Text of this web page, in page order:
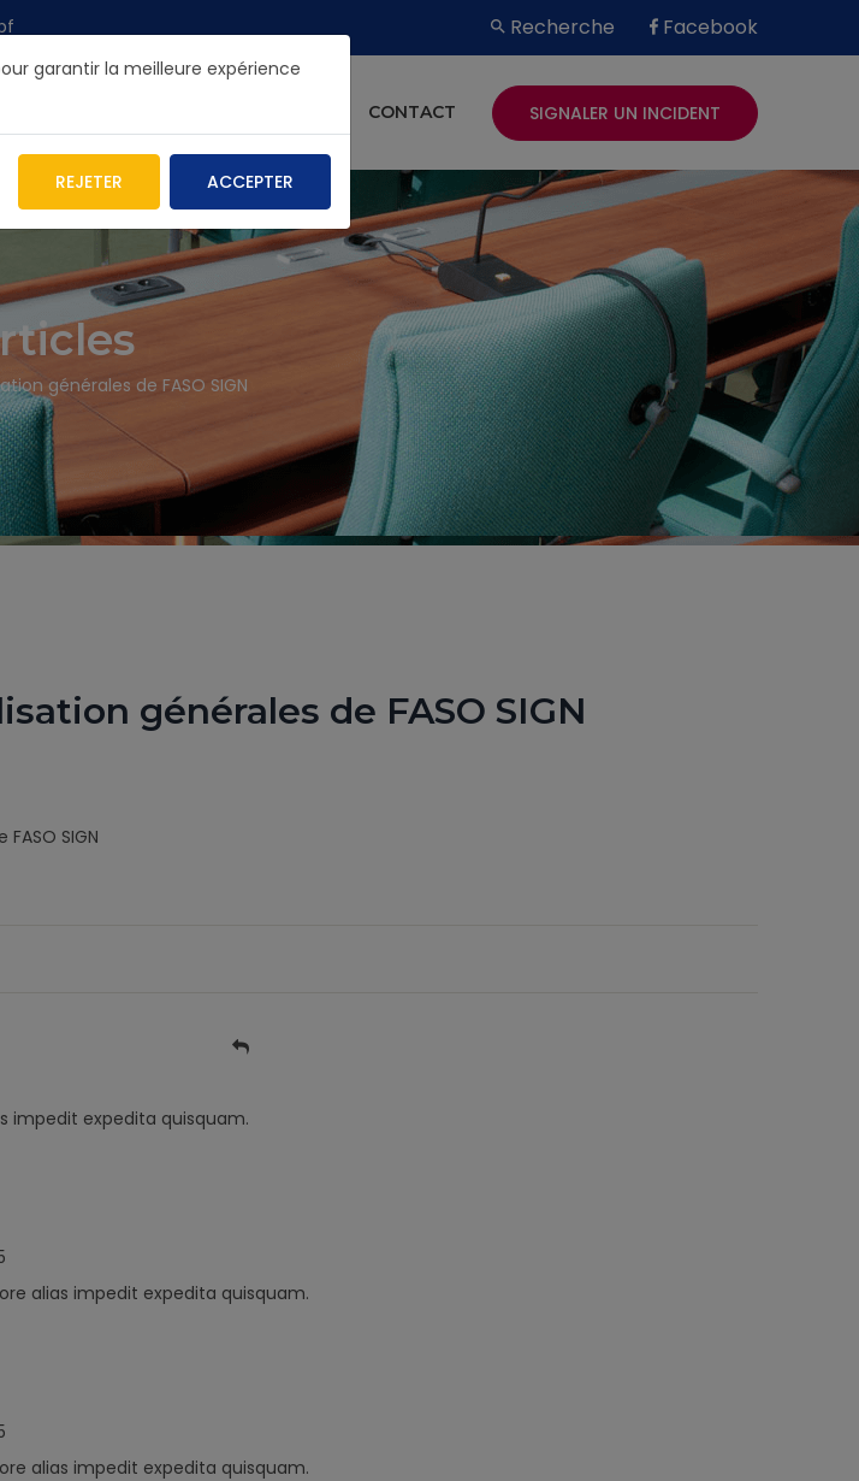
Recherche Facebook
CONTACT SIGNALER UN INCIDENT
générales de FASO SIGN
générales de FASO SIGN
SIGN
impedit expedita quisquam.
alias impedit expedita quisquam.
alias impedit expedita quisquam.
garantir la meilleure expérience
REJETER ACCEPTER